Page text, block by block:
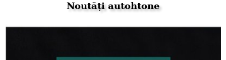
Noutăți autohtone